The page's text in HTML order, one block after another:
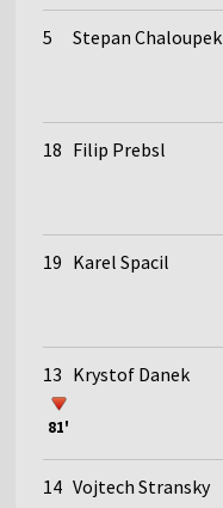
5 Stepan Chaloupek
18 Filip Prebsl
19 Karel Spacil
13 Krystof Danek
81'
14 Vojtech Stransky